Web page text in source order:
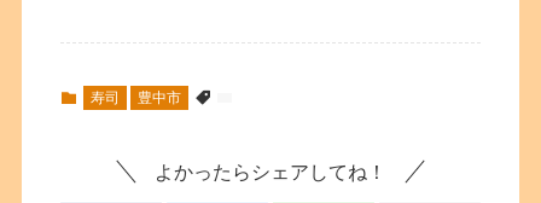
寿司 豊中市
よかったらシェアしてね！